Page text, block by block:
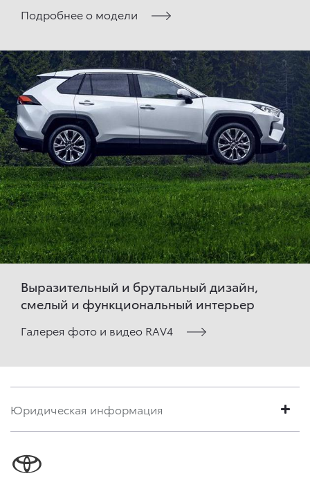
Подробнее о модели
Выразительный и брутальный дизайн,
смелый и функциональный интерьер
Галерея фото и видео RAV4
Юридическая информация